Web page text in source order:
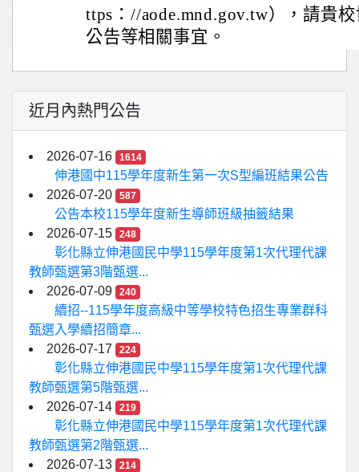
ttps：//aode.mnd.gov.tw），請貴
公告等相關事宜。
近月內熱門公告
2026-07-16 1614
伸港國中115學年度新生第一次S型編班結果公告
2026-07-20
587
公告本校115學年度新生導師班級抽籤結果
2026-07-15
248
彰化縣立伸港國民中學115學年度第1次代理代課
教師甄選第3階甄選...
2026-07-09
240
續招--115學年度高級中等學校特色招生專業群科
甄選入學續招簡章...
2026-07-17
224
彰化縣立伸港國民中學115學年度第1次代理代課
教師甄選第5階甄選...
2026-07-14
219
彰化縣立伸港國民中學115學年度第1次代理代課
教師甄選第2階甄選...
2026-07-13
214